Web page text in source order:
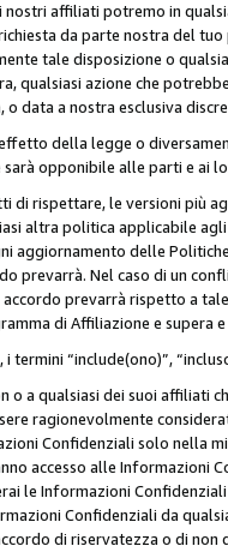
nostri affiliati potremo in
da parte nostra del
tale disposizione o
qualsiasi azione che
data a nostra esclusiva
della legge o
opponibile alle parti e ai
di rispettare, le versioni più
altra politica applicabile
aggiornamento delle
prevarrà. Nel caso di un
prevarrà rispetto a
di Affiliazione e supera
“include(ono)”,
o a qualsiasi dei suoi affiliati
ragionevolmente
Confidenziali solo nella
accesso alle Informazioni
le Informazioni
Confidenziali da
di riservatezza o di